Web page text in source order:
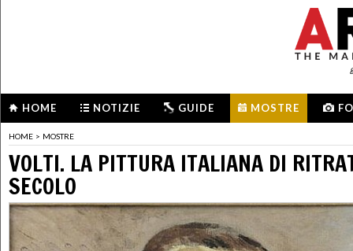
HOME NOTIZIE GUIDE MOSTRE
HOME > MOSTRE
VOLTI. LA PITTURA ITALIANA DI
SECOLO